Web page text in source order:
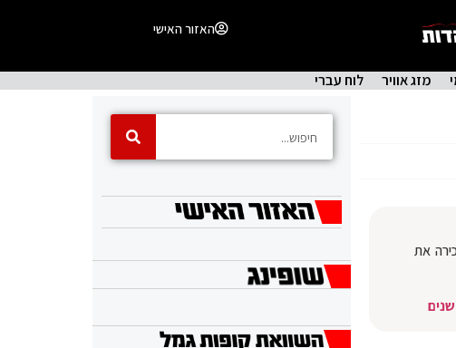
האזור האישי
מזג אוויר לוח עברי
את